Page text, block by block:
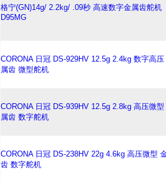
格宁(GN)14g/ 2.2kg/ .09秒 高速数字金属齿舵机
D95MG
CORONA 日冠 DS-929HV 12.5g 2.4kg 数字高压
属齿 微型舵机
CORONA 日冠 DS-939HV 12.5g 2.8kg 高压微型
属齿 数字舵机
CORONA 日冠 DS-238HV 22g 4.6kg 高压微型
齿 数字舵机